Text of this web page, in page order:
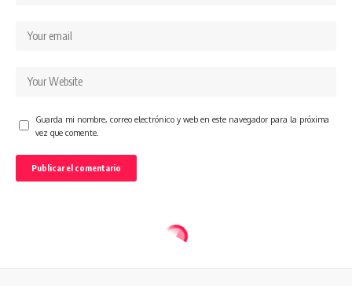
Guarda mi nombre, correo electrónico y web en este navegador para la próxima
vez que comente.